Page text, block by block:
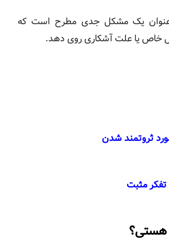
عنوان یک مشکل جدی مطرح است که
خاص یا علت آشکاری روی دهد.
ثروتمند شدن
مثبت
هستی؟